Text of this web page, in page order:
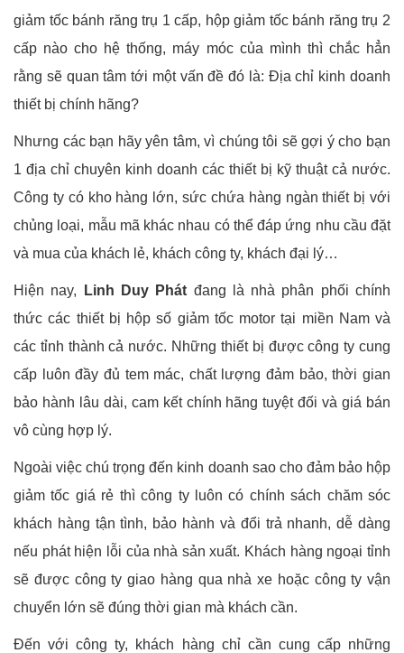
giảm tốc bánh răng trụ 1 cấp, hộp giảm tốc bánh răng trụ 2
cấp nào cho hệ thống, máy móc của mình thì chắc hẳn
rằng sẽ quan tâm tới một vấn đề đó là: Địa chỉ kinh doanh
thiết bị chính hãng?
Nhưng các bạn hãy yên tâm, vì chúng tôi sẽ gợi ý cho bạn
1 địa chỉ chuyên kinh doanh các thiết bị kỹ thuật cả nước.
Công ty có kho hàng lớn, sức chứa hàng ngàn thiết bị với
chủng loại, mẫu mã khác nhau có thể đáp ứng nhu cầu đặt
và mua của khách lẻ, khách công ty, khách đại lý…
Hiện nay, Linh Duy Phát đang là nhà phân phối chính
thức các thiết bị hộp số giảm tốc motor tại miền Nam và
các tỉnh thành cả nước. Những thiết bị được công ty cung
cấp luôn đầy đủ tem mác, chất lượng đảm bảo, thời gian
bảo hành lâu dài, cam kết chính hãng tuyệt đối và giá bán
vô cùng hợp lý.
Ngoài việc chú trọng đến kinh doanh sao cho đảm bảo hộp
giảm tốc giá rẻ thì công ty luôn có chính sách chăm sóc
khách hàng tận tình, bảo hành và đổi trả nhanh, dễ dàng
nếu phát hiện lỗi của nhà sản xuất. Khách hàng ngoại tỉnh
sẽ được công ty giao hàng qua nhà xe hoặc công ty vận
chuyển lớn sẽ đúng thời gian mà khách cần.
Đến với công ty, khách hàng chỉ cần cung cấp những